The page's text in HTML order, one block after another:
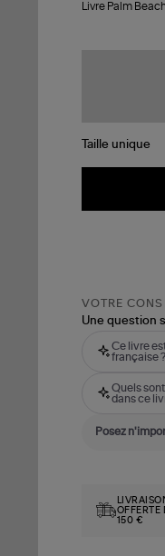
Palm
Livre Palm Beach
Taille unique
VOTRE
Une question
Ce livre
française ?
Quels
dans ce
OFFERTE
150 €